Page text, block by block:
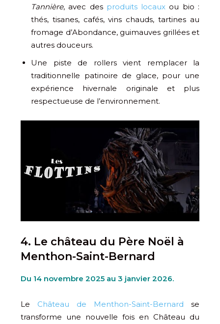
Tannière, avec des produits locaux ou bio :
thés, tisanes, cafés, vins chauds, tartines au
fromage d’Abondance, guimauves grillées et
autres douceurs.
Une piste de rollers vient remplacer la
traditionnelle patinoire de glace, pour une
expérience hivernale originale et plus
respectueuse de l’environnement.
4. Le château du Père Noël à
Menthon-Saint-Bernard
Du 14 novembre 2025 au 3 janvier 2026.
Le Château de Menthon-Saint-Bernard se
transforme une nouvelle fois en Château du